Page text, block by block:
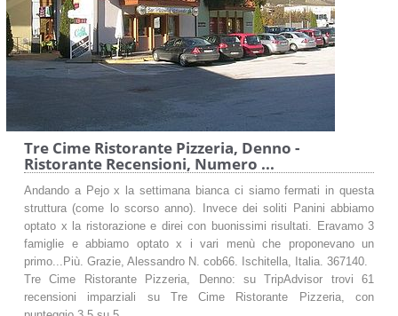
Tre Cime Ristorante Pizzeria, Denno -
Ristorante Recensioni, Numero ...
Andando a Pejo x la settimana bianca ci siamo fermati in questa
struttura (come lo scorso anno). Invece dei soliti Panini abbiamo
optato x la ristorazione e direi con buonissimi risultati. Eravamo 3
famiglie e abbiamo optato x i vari menù che proponevano un
primo...Più. Grazie, Alessandro N. cob66. Ischitella, Italia. 367140.
Tre Cime Ristorante Pizzeria, Denno: su TripAdvisor trovi 61
recensioni imparziali su Tre Cime Ristorante Pizzeria, con